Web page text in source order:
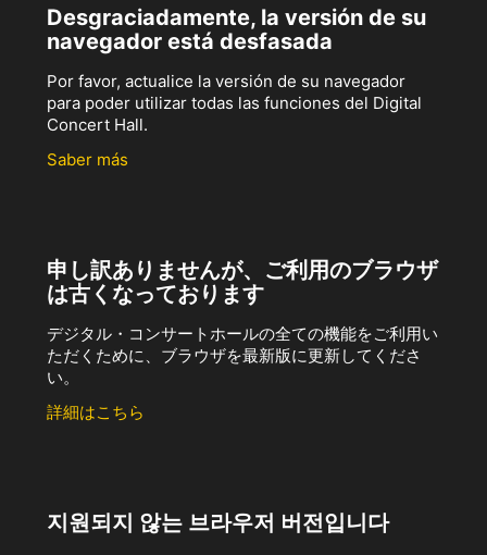
Desgraciadamente, la versión de su
navegador está desfasada
Por favor, actualice la versión de su navegador
para poder utilizar todas las funciones del Digital
Concert Hall.
Saber más
申し訳ありませんが、ご利用のブラウザ
は古くなっております
デジタル・コンサートホールの全ての機能をご利用い
ただくために、ブラウザを最新版に更新してくださ
い。
詳細はこちら
지원되지 않는 브라우저 버전입니다